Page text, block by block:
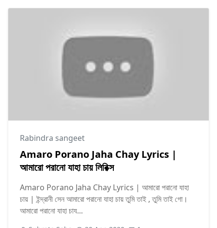
Rabindra sangeet
Amaro Porano Jaha Chay Lyrics |
আমারো পরানো যাহা চায় লিরিক্স
Amaro Porano Jaha Chay Lyrics | আমারো পরানো যাহা
চায় | ইন্দ্রানী সেন আমারো পরানো যাহা চায় তুমি তাই , তুমি তাই গো।
আমারো পরানো যাহা চায...